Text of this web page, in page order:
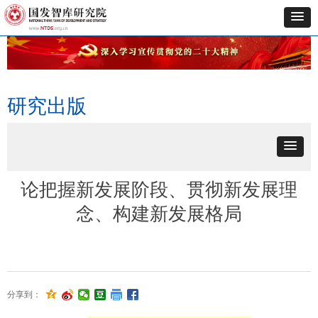
研究出版
论把握新发展阶段、贯彻新发展理
念、构建新发展格局
分享到：